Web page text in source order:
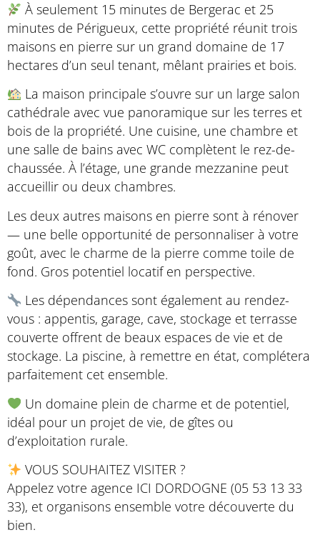
À seulement 15 minutes de Bergerac et 25
minutes de Périgueux, cette propriété réunit trois
maisons en pierre sur un grand domaine de 17
hectares d’un seul tenant, mêlant prairies et bois.
La maison principale s’ouvre sur un large salon
cathédrale avec vue panoramique sur les terres et
bois de la propriété. Une cuisine, une chambre et
une salle de bains avec WC complètent le rez-de-
chaussée. À l’étage, une grande mezzanine peut
accueillir ou deux chambres.
Les deux autres maisons en pierre sont à rénover
— une belle opportunité de personnaliser à votre
goût, avec le charme de la pierre comme toile de
fond. Gros potentiel locatif en perspective.
Les dépendances sont également au rendez-
vous : appentis, garage, cave, stockage et terrasse
couverte offrent de beaux espaces de vie et de
stockage. La piscine, à remettre en état, complétera
parfaitement cet ensemble.
Un domaine plein de charme et de potentiel,
idéal pour un projet de vie, de gîtes ou
d’exploitation rurale.
VOUS SOUHAITEZ VISITER ?
Appelez votre agence ICI DORDOGNE (05 53 13 33
33), et organisons ensemble votre découverte du
bien.